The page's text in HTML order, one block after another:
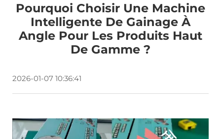
Machine de Soudage par Rétractation sans
Plis
Projets
Actualités
Pourquoi Choisir Une Machine
Intelligente De Gainage À
Angle Pour Les Produits Haut
De Gamme ?
2026-01-07 10:36:41